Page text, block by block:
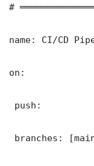
#
name: CI/CD
on:
push:
branches: